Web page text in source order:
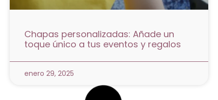
Chapas personalizadas: Añade un
toque único a tus eventos y regalos
enero 29, 2025